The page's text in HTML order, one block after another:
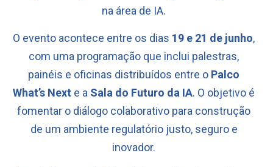
na área de IA.
O evento acontece entre os dias 19 e 21 de junho,
com uma programação que inclui palestras,
painéis e oficinas distribuídos entre o Palco
What’s Next e a Sala do Futuro da IA. O objetivo é
fomentar o diálogo colaborativo para construção
de um ambiente regulatório justo, seguro e
inovador.